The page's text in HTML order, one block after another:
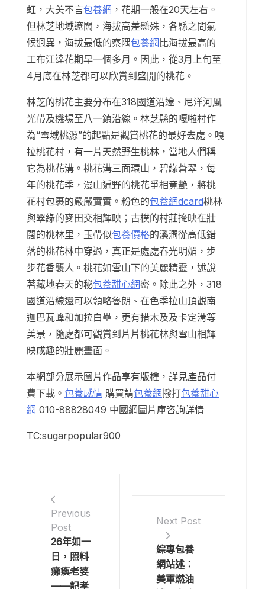
虹，大美不言包養網 ，花期一般在20天左右。
但林芝地域遼闊，海拔高差懸殊，各縣之間氣
候迥異，海拔最低的察隅包養網 比海拔最高的
工布江達花期早一個多月。因此，從3月上旬至
4月底在林芝都可以欣賞到盛開的桃花。
林芝的桃花主要分布在318國道沿途、尼洋河風
光帶及機場至八一鎮沿線。林芝縣的嘎啦村作
為“雪域桃源”的起點是觀賞桃花的最好去處。嘎
拉桃花村，有一片天然野生桃林，當地人們稱
它為桃花溝。桃花溝三面環山，碧綠蒼翠，每
年的桃花季，漫山遍野的桃花爭相竟艷，將桃
花村包裹的嚴嚴實實。粉色的包養網dcard桃林
與翠綠的麥田交相輝映；古樸的村莊掩映在壯
闊的桃林里，玉帶似包養價格的溪澗從高低錯
落的桃花林中穿過，真正是處處春光明媚，步
步花香襲人。桃花如雪山下的美麗精靈，述說
著藏地春天的秘包養甜心網密。除此之外，318
國道沿線還可以領略魯朗、在色季拉山頂觀南
迦巴瓦峰和加拉白壘，更有措木及及卡定溝等
美景，隨處都可觀賞到片片桃花林與雪山相輝
映成趣的壯麗畫面。
本網部分展示圖片作品享有版權，詳見產品付
費下載。 包養感情 購買請包養網撥打包養甜心
網 010-88828049 中國網圖片庫咨詢詳情
TC:sugarpopular900
Previous
Post
26年如一
日，照料
癱瘓老婆
——記孝
Next Post
綜專包養
網站述：
美軍燃油